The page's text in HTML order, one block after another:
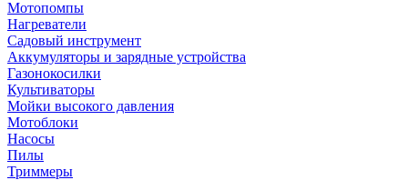
Мотопомпы
Нагреватели
Садовый инструмент
Аккумуляторы и зарядные устройства
Газонокосилки
Культиваторы
Мойки высокого давления
Мотоблоки
Насосы
Пилы
Триммеры